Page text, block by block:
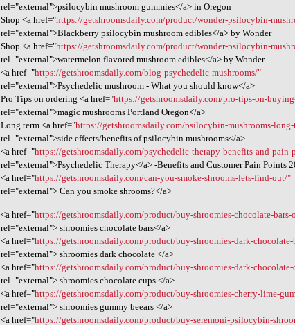
rel="external">psilocybin mushroom gummies</a> in Oregon
Shop <a href="https://getshroomsdaily.com/product/wonder-psilocybin-
rel="external">Blackberry psilocybin mushroom edibles</a> by Wonder
Shop <a href="https://getshroomsdaily.com/product/wonder-psilocybin-
rel="external">watermelon flavored mushroom edibles</a> by Wonder
<a href="https://getshroomsdaily.com/blog-psychedelic-mushrooms/"
rel="external">Psychedelic mushroom - What you should know</a>
Pro Tips on ordering <a href="https://getshroomsdaily.com/pro-tips-on-
rel="external">magic mushrooms Portland Oregon</a>
Long term <a href="https://getshroomsdaily.com/psilocybin-mushrooms-
rel="external">side effects/benefits of psilocybin mushrooms</a>
<a href="https://getshroomsdaily.com/psychedelic-therapy-benefits-and-
rel="external">Psychedelic Therapy</a> -Benefits and Customer Pain Points
<a href="https://getshroomsdaily.com/can-you-smoke-shrooms-lets-find-out/"
rel="external"> Can you smoke shrooms?</a>
<a href="https://getshroomsdaily.com/product/buy-shroomies-chocolate-
rel="external"> shroomies chocolate bars</a>
<a href="https://getshroomsdaily.com/product/buy-shroomies-dark-chocolate-
rel="external"> shroomies dark chocolate </a>
<a href="https://getshroomsdaily.com/product/buy-shroomies-dark-chocolate-
rel="external"> shroomies chocolate cups </a>
<a href="https://getshroomsdaily.com/product/buy-shroomies-cherry-lime-
rel="external"> shroomies gummy beears </a>
<a href="https://getshroomsdaily.com/product/buy-seremoni-psilocybin-